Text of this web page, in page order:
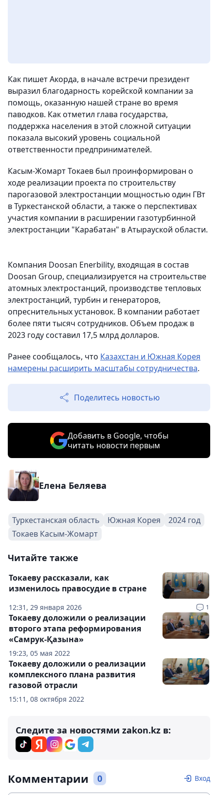
Как пишет Акорда, в начале встречи президент
выразил благодарность корейской компании за
помощь, оказанную нашей стране во время
паводков. Как отметил глава государства,
поддержка населения в этой сложной ситуации
показала высокий уровень социальной
ответственности предпринимателей.
Касым-Жомарт Токаев был проинформирован о
ходе реализации проекта по строительству
парогазовой электростанции мощностью один ГВт
в Туркестанской области, а также о перспективах
участия компании в расширении газотурбинной
электростанции "Карабатан" в Атырауской области.
Компания Doosan Enerbility, входящая в состав
Doosan Group, специализируется на строительстве
атомных электростанций, производстве тепловых
электростанций, турбин и генераторов,
опреснительных установок. В компании работает
более пяти тысяч сотрудников. Объем продаж в
2023 году составил 17,5 млрд долларов.
Ранее сообщалось, что Казахстан и Южная Корея
намерены расширить масштабы сотрудничества.
Поделитесь новостью
Добавить в Google, чтобы
читать новости первым
Елена Беляева
Туркестанская область Южная Корея
2024 год
Токаев Касым-Жомарт
Читайте также
12:31, 29 января 2026 1
Токаеву рассказали, как
изменилось правосудие в стране
19:23, 05 мая 2022
Токаеву доложили о реализации
второго этапа реформирования
«Самрук-Қазына»
15:11, 08 октября 2022
Токаеву доложили о реализации
комплексного плана развития
газовой отрасли
Следите за новостями zakon.kz в:
Комментарии 0 Вход